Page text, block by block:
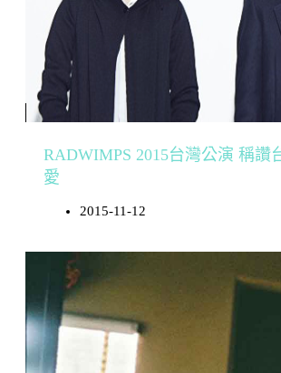
RADWIMPS 2015台灣公演 稱讚
愛
2015-11-12